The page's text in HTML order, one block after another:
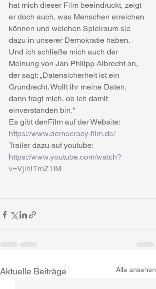
hat mich dieser Film beeindruckt, zeigt
er doch auch, was Menschen erreichen
können und welchen Spielraum sie
dazu in unserer Demokratie haben.
Und ich schließe mich auch der
Meinung von Jan Philipp Albrecht an,
der sagt: „Datensicherheit ist ein
Grundrecht. Wollt ihr meine Daten,
dann fragt mich, ob ich damit
einverstanden bin.“
Es gibt denFilm auf der Website:
https://www.democracy-film.de/
Trailer dazu auf youtube:
https://www.youtube.com/watch?
v=VjihlTmZ1IM
Aktuelle Beiträge Alle ansehen